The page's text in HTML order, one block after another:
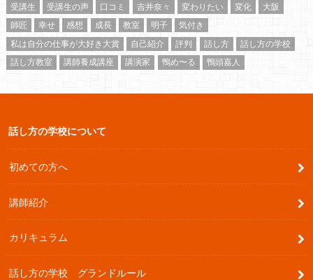
受講生
受講生の声 口コミ 吉井奈々 変わりたい 変化
大阪
師匠
幸せ 感想 成長 教室 明子
気付き
私は自分の仕事が大好き大賞
自己紹介 評判 話し方
話し方の学校
話し方教室
講師養成講座 講演家 鴨め〜る 鴨頭嘉人
話し方の学校について
初めての方へ
講師紹介
カリキュラム
話し方の学校 グランドルール